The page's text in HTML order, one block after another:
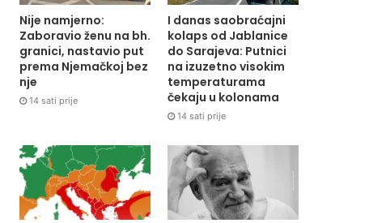
Nije namjerno:
Zaboravio ženu na bh.
granici, nastavio put
prema Njemačkoj bez
nje
14 sati prije
I danas saobraćajni
kolaps od Jablanice
do Sarajeva: Putnici
na izuzetno visokim
temperaturama
čekaju u kolonama
14 sati prije